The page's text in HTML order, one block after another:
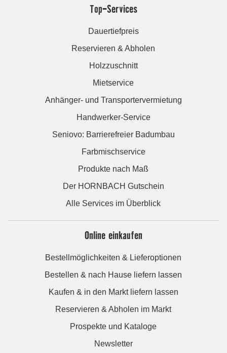
Top-Services
Dauertiefpreis
Reservieren & Abholen
Holzzuschnitt
Mietservice
Anhänger- und Transportervermietung
Handwerker-Service
Seniovo: Barrierefreier Badumbau
Farbmischservice
Produkte nach Maß
Der HORNBACH Gutschein
Alle Services im Überblick
Online einkaufen
Bestellmöglichkeiten & Lieferoptionen
Bestellen & nach Hause liefern lassen
Kaufen & in den Markt liefern lassen
Reservieren & Abholen im Markt
Prospekte und Kataloge
Newsletter